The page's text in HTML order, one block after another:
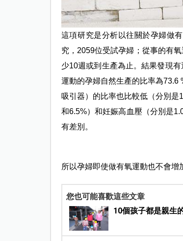
這項研究是分析以往關於孕婦做
究，2059位受試孕婦；從事的有
少10週或到生產為止。結果發現
運動的孕婦自然生產的比率為73.6
吸引器）的比率也比較低（分別
和6.5%）和妊娠高血壓（分別是
有差別。
所以孕婦即使做有氧運動也不會增
您也可能喜歡這些文章
10個孩子都是親生